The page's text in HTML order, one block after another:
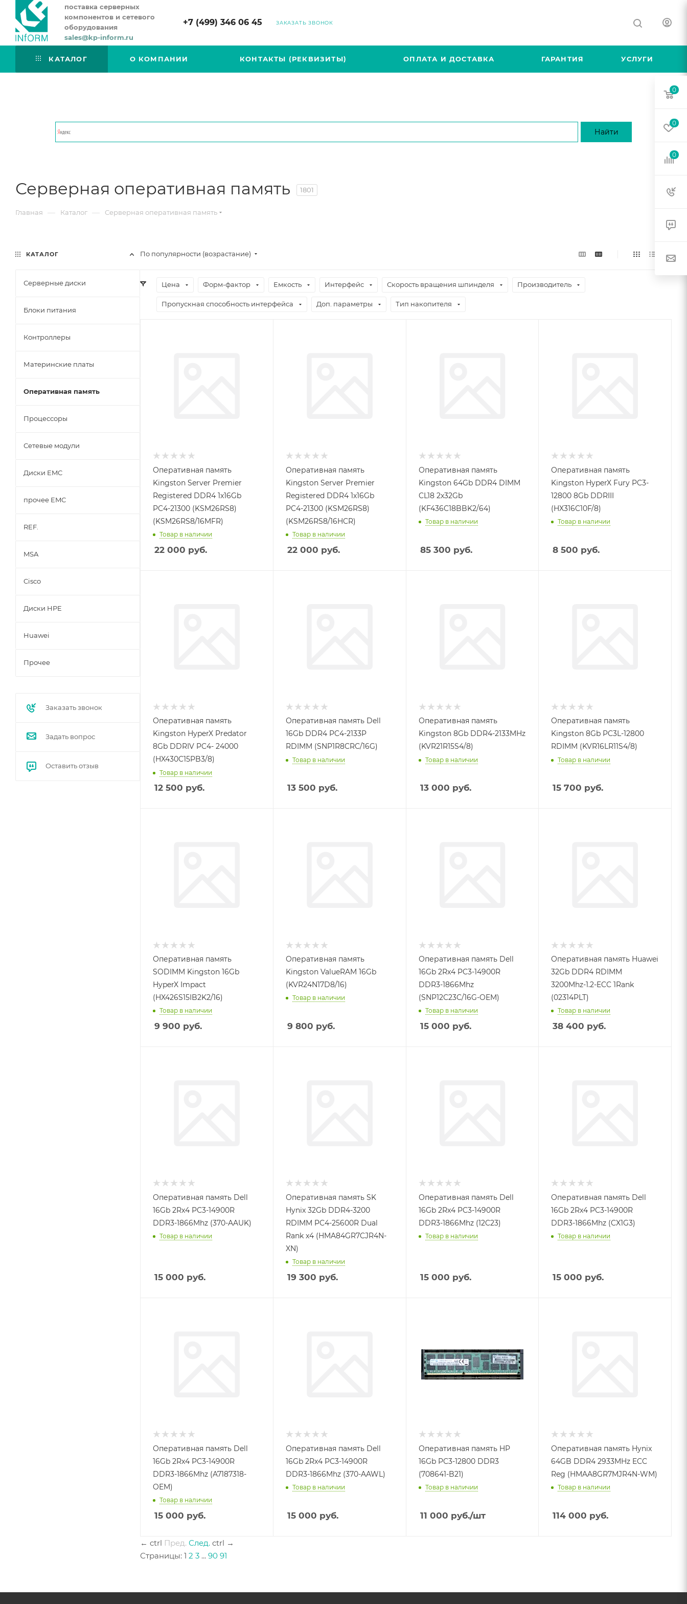
поставка серверных
компонентов и сетевого
оборудования
sales@kp-inform.ru
+7 (499) 346 06 45 ЗАКАЗАТЬ ЗВОНОК
КАТАЛОГ О КОМПАНИИ КОНТАКТЫ (РЕКВИЗИТЫ) ОПЛАТА И ДОСТАВКА ГАРАНТИЯ УСЛУГИ
Серверная оперативная память 1801
Главная — Каталог — Серверная оперативная память
По популярности (возрастание)
Цена Форм-фактор Емкость Интерфейс Скорость вращения шпинделя Производитель
Пропускная способность интерфейса Доп. параметры Тип накопителя
Оперативная память
Kingston Server Premier
Registered DDR4 1x16Gb
PC4-21300 (KSM26RS8)
(KSM26RS8/16MFR)
Товар в наличии
22 000 руб.
Оперативная память
Kingston Server Premier
Registered DDR4 1x16Gb
PC4-21300 (KSM26RS8)
(KSM26RS8/16HCR)
Товар в наличии
22 000 руб.
Оперативная память
Kingston 64Gb DDR4 DIMM
CL18 2x32Gb
(KF436C18BBK2/64)
Товар в наличии
85 300 руб.
Оперативная память
Kingston HyperX Fury PC3-
12800 8Gb DDRIII
(HX316C10F/8)
Товар в наличии
8 500 руб.
Оперативная память
Kingston HyperX Predator
8Gb DDRIV PC4- 24000
(HX430C15PB3/8)
Товар в наличии
12 500 руб.
Оперативная память Dell
16Gb DDR4 PC4-2133P
RDIMM (SNP1R8CRC/16G)
Товар в наличии
13 500 руб.
Оперативная память
Kingston 8Gb DDR4-2133MHz
(KVR21R15S4/8)
Товар в наличии
13 000 руб.
Оперативная память
Kingston 8Gb PC3L-12800
RDIMM (KVR16LR11S4/8)
Товар в наличии
15 700 руб.
Оперативная память
SODIMM Kingston 16Gb
HyperX Impact
(HX426S15IB2K2/16)
Товар в наличии
9 900 руб.
Оперативная память
Kingston ValueRAM 16Gb
(KVR24N17D8/16)
Товар в наличии
9 800 руб.
Оперативная память Dell
16Gb 2Rx4 PC3-14900R
DDR3-1866Mhz
(SNP12C23C/16G-OEM)
Товар в наличии
15 000 руб.
Оперативная память Huawei
32Gb DDR4 RDIMM
3200Mhz-1.2-ECC 1Rank
(02314PLT)
Товар в наличии
38 400 руб.
Оперативная память Dell
16Gb 2Rx4 PC3-14900R
DDR3-1866Mhz (370-AAUK)
Товар в наличии
15 000 руб.
Оперативная память SK
Hynix 32Gb DDR4-3200
RDIMM PC4-25600R Dual
Rank x4 (HMA84GR7CJR4N-
XN)
Товар в наличии
19 300 руб.
Оперативная память Dell
16Gb 2Rx4 PC3-14900R
DDR3-1866Mhz (12C23)
Товар в наличии
15 000 руб.
Оперативная память Dell
16Gb 2Rx4 PC3-14900R
DDR3-1866Mhz (CX1G3)
Товар в наличии
15 000 руб.
Оперативная память Dell
16Gb 2Rx4 PC3-14900R
DDR3-1866Mhz (A7187318-
OEM)
Товар в наличии
15 000 руб.
Оперативная память Dell
16Gb 2Rx4 PC3-14900R
DDR3-1866Mhz (370-AAWL)
Товар в наличии
15 000 руб.
Оперативная память HP
16Gb PC3-12800 DDR3
(708641-B21)
Товар в наличии
11 000 руб./шт
Оперативная память Hynix
64GB DDR4 2933MHz ECC
Reg (HMAA8GR7MJR4N-WM)
Товар в наличии
114 000 руб.
← ctrl Пред. След. ctrl →
Страницы: 1 2 3 ... 90 91
КАТАЛОГ
Серверные диски
Блоки питания
Контроллеры
Материнские платы
Оперативная память
Процессоры
Сетевые модули
Диски EMC
прочее EMC
REF.
MSA
Cisco
Диски HPE
Huawei
Прочее
Заказать звонок
Задать вопрос
Оставить отзыв
0
0
0